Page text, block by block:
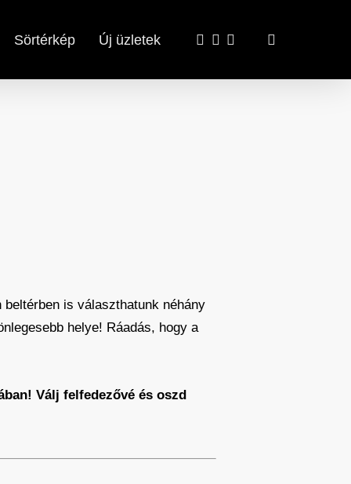
Sörtérkép Új üzletek
x- facebook
email
is választhatunk néhány
helye! Ráadás, hogy a
Válj felfedezővé és oszd